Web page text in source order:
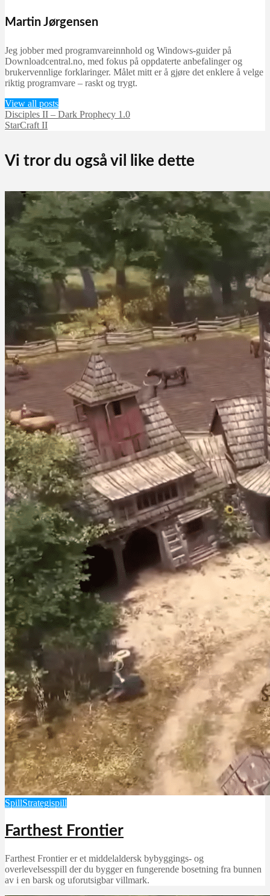
Martin Jørgensen
Jeg jobber med programvareinnhold og Windows-guider på
Downloadcentral.no, med fokus på oppdaterte anbefalinger og
brukervennlige forklaringer. Målet mitt er å gjøre det enklere å velge
riktig programvare – raskt og trygt.
View all posts
Disciples II – Dark Prophecy 1.0
StarCraft II
Vi tror du også vil like dette
SpillStrategispill
Farthest Frontier
Farthest Frontier er et middelaldersk bybyggings- og
overlevelsesspill der du bygger en fungerende bosetning fra bunnen
av i en barsk og uforutsigbar villmark.